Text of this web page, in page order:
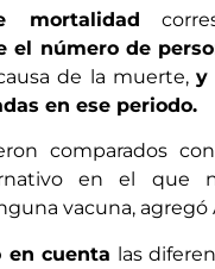
mortalidad
el número de
de la muerte,y
en ese periodo.
comparados
en el que
vacuna, agregó
en cuenta las